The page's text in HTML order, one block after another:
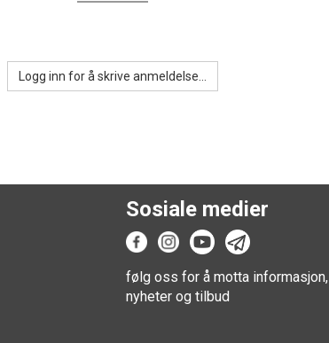
Logg inn for å skrive anmeldelse...
Sosiale medier
følg oss for å motta informasjon,
nyheter og tilbud